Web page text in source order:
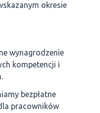
okresie
wynagrodzenie
kompetencji i
bezpłatne
pracowników